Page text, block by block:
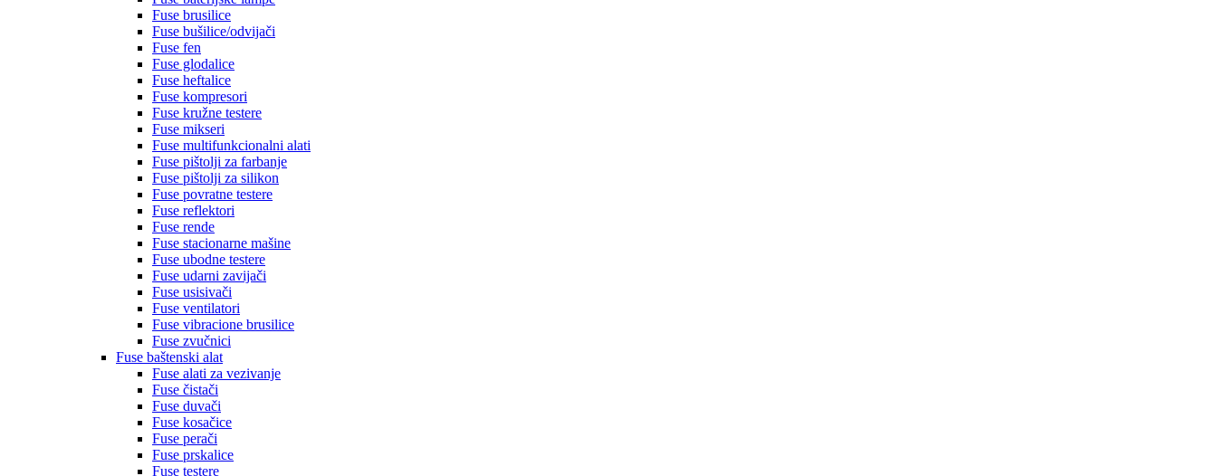
Fuse brusilice
Fuse bušilice/odvijači
Fuse fen
Fuse glodalice
Fuse heftalice
Fuse kompresori
Fuse kružne testere
Fuse mikseri
Fuse multifunkcionalni alati
Fuse pištolji za farbanje
Fuse pištolji za silikon
Fuse povratne testere
Fuse reflektori
Fuse rende
Fuse stacionarne mašine
Fuse ubodne testere
Fuse udarni zavijači
Fuse usisivači
Fuse ventilatori
Fuse vibracione brusilice
Fuse zvučnici
Fuse baštenski alat
Fuse alati za vezivanje
Fuse čistači
Fuse duvači
Fuse kosačice
Fuse perači
Fuse prskalice
Fuse testere